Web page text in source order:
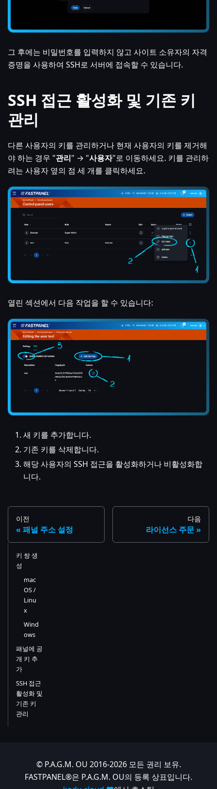
그 후에는 비밀번호를 입력하지 않고 사이트 소유자의 자격
증명을 사용하여 SSH로 서버에 접속할 수 있습니다.
SSH 접근 활성화 및 기존 키
관리
다른 사용자의 키를 관리하거나 현재 사용자의 키를 제거해
야 하는 경우 "관리" → "사용자"로 이동하세요. 키를 관리하
려는 사용자 옆의 점 세 개를 클릭하세요.
열린 섹션에서 다음 작업을 할 수 있습니다:
새 키를 추가합니다.
기존 키를 삭제합니다.
해당 사용자의 SSH 접근을 활성화하거나 비활성화합
니다.
이전
패널 주소 설정
다음
라이선스 주문
키 쌍 생
성
mac
OS /
Linu
x
Wind
ows
패널에 공
개 키 추
가
SSH 접근
활성화 및
기존 키
관리
© P.A.G.M. OU 2016-2026 모든 권리 보유.
FASTPANEL®은 P.A.G.M. OU의 등록 상표입니다.